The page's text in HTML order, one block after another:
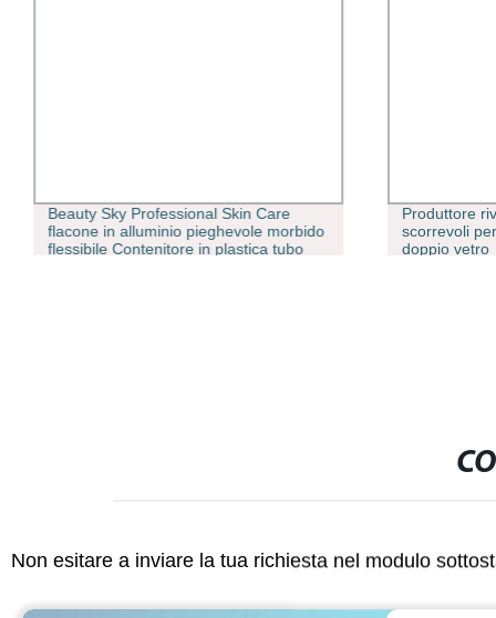
Beauty Sky Professional Skin Care
flacone in alluminio pieghevole morbido
flessibile Contenitore in plastica tubo
Produttore
scorrevoli
doppio vetro
Non esitare a inviare la tua richiesta nel modulo